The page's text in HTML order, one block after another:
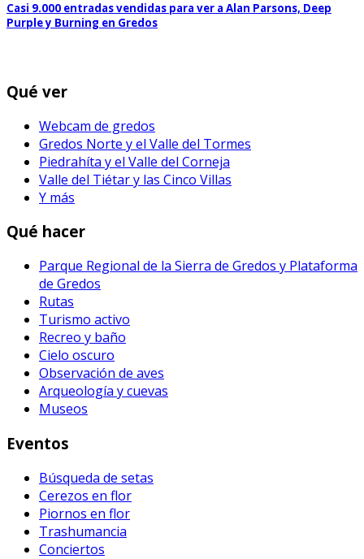
Casi 9.000 entradas vendidas para ver a Alan Parsons, Deep
Purple y Burning en Gredos
Qué ver
Webcam de gredos
Gredos Norte y el Valle del Tormes
Piedrahíta y el Valle del Corneja
Valle del Tiétar y las Cinco Villas
Y más
Qué hacer
Parque Regional de la Sierra de Gredos y Plataforma
de Gredos
Rutas
Turismo activo
Recreo y baño
Cielo oscuro
Observación de aves
Arqueología y cuevas
Museos
Eventos
Búsqueda de setas
Cerezos en flor
Piornos en flor
Trashumancia
Conciertos